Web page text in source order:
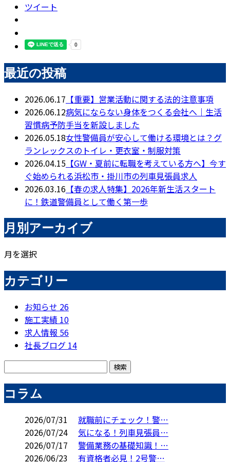
ツイート
最近の投稿
2026.06.17 【重要】営業活動に関する法的注意事項
2026.06.12病気にならない身体をつくる会社へ｜生活
習慣病予防手当を新設しました
2026.05.18女性警備員が安心して働ける環境とは？グ
ランレックスのトイレ・更衣室・制服対策
2026.04.15 【GW・夏前に転職を考えている方へ】今す
ぐ始められる浜松市・掛川市の列車見張員求人
2026.03.16 【春の求人特集】2026年新生活スタート
に！鉄道警備員として働く第一歩
月別アーカイブ
月を選択
カテゴリー
お知らせ 26
施工実績 10
求人情報 56
社長ブログ 14
コラム
2026/07/31
就職前にチェック！警…
2026/07/24
気になる！列車見張員…
2026/07/17
警備業務の基礎知識！…
2026/06/23
有資格者必見！2号警…